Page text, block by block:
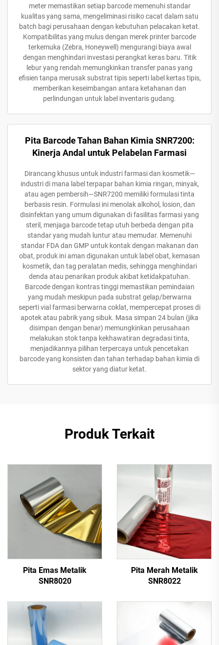
meter memastikan setiap barcode memenuhi standar
kualitas yang sama, mengeliminasi risiko cacat dalam satu
batch bagi perusahaan dengan kebutuhan pelacakan ketat.
Kompatibilitas yang mulus dengan merek printer barcode
terkemuka (Zebra, Honeywell) mengurangi biaya awal
dengan menghindari investasi perangkat keras baru. Titik
lebur yang rendah memungkinkan transfer panas yang
efisien tanpa merusak substrat tipis seperti label kertas tipis,
memberikan keseimbangan antara ketahanan dan
perlindungan untuk label inventaris gudang.
Pita Barcode Tahan Bahan Kimia SNR7200:
Kinerja Andal untuk Pelabelan Farmasi
Dirancang khusus untuk industri farmasi dan kosmetik—
industri di mana label terpapar bahan kimia ringan, minyak,
atau agen pembersih—SNR7200 memiliki formulasi tinta
berbasis resin. Formulasi ini menolak alkohol, losion, dan
disinfektan yang umum digunakan di fasilitas farmasi yang
steril, menjaga barcode tetap utuh berbeda dengan pita
standar yang mudah luntur atau memudar. Memenuhi
standar FDA dan GMP untuk kontak dengan makanan dan
obat, produk ini aman digunakan untuk label obat, kemasan
kosmetik, dan tag peralatan medis, sehingga menghindari
denda atau penarikan produk akibat ketidakpatuhan.
Barcode dengan kontras tinggi memastikan pemindaian
yang mudah meskipun pada substrat gelap/berwarna
seperti vial farmasi berwarna coklat, mempercepat proses di
apotek atau pabrik yang sibuk. Masa simpan 24 bulan (jika
disimpan dengan benar) memungkinkan perusahaan
melakukan stok tanpa kekhawatiran degradasi tinta,
menjadikannya pilihan terpercaya untuk pencetakan
barcode yang konsisten dan tahan terhadap bahan kimia di
sektor yang diatur ketat.
Produk Terkait
Pita Emas Metalik
SNR8020
Pita Merah Metalik
SNR8022